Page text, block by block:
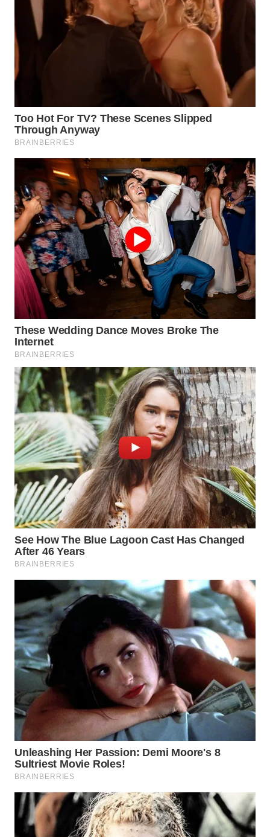
NEWS
WAHANA
WAHANA
INFRASTRUKTUR
WAHANA
KONSUMEN
WAHANA
LISTRIK
WAHANA
TRAVEL
WAHANA
TV
WAHANANEWS
WAHANANEWS
CO ID
WAHANANEWS
NET
WAHANA
SPORT
WAHANA
UMKM
WAHANA
PERSONA
WAHANA
OTOMOTIF
WAHANA
WAHANA
DESA
WISATA
LAPAK
WAHANA